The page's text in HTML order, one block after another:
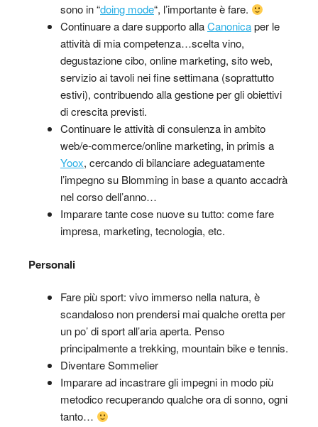
sono in “doing mode“, l’importante è fare.
Continuare a dare supporto allaCanonicaper le
attività di mia competenza…scelta vino,
degustazione cibo, online marketing, sito web,
servizio ai tavoli nei fine settimana (soprattutto
estivi), contribuendo alla gestione per gli obiettivi
di crescita previsti.
Continuare le attività di consulenza in ambito
web/e-commerce/online marketing, in primis a
Yoox, cercando di bilanciare adeguatamente
l’impegno su Blomming in base a quanto accadrà
nel corso dell’anno…
Imparare tante cose nuove su tutto: come fare
impresa, marketing, tecnologia, etc.
Personali
Fare più sport: vivo immerso nella natura, è
scandaloso non prendersi mai qualche oretta per
un po’ di sport all’aria aperta. Penso
principalmente a trekking, mountain bike e tennis.
Diventare Sommelier
Imparare ad incastrare gli impegni in modo più
metodico recuperando qualche ora di sonno, ogni
tanto…